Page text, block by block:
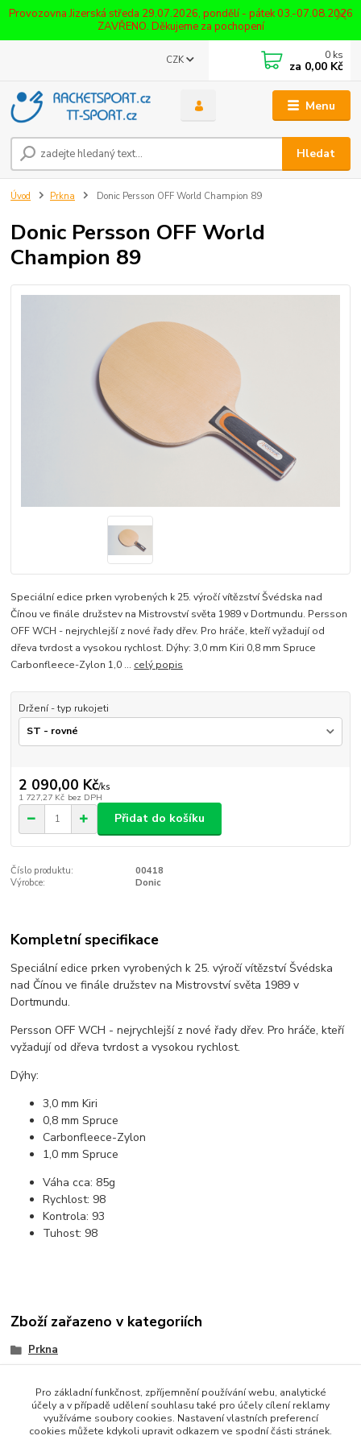
Provozovna Jizerská středa 29.07.2026, pondělí - pátek 03.-07.08.2026
ZAVŘENO. Děkujeme za pochopení
Menu
CZK
Hledat
0 ks
za 0,00 Kč
Úvod Prkna Donic Persson OFF World Champion 89
Donic Persson OFF World
Champion 89
Speciální edice prken vyrobených k 25. výročí vítězství Švédska nad
Čínou ve finále družstev na Mistrovství světa 1989 v Dortmundu. Persson
OFF WCH - nejrychlejší z nové řady dřev. Pro hráče, kteří vyžadují od
dřeva tvrdost a vysokou rychlost. Dýhy: 3,0 mm Kiri 0,8 mm Spruce
Carbonfleece-Zylon 1,0 ... celý popis
Držení - typ rukojeti
2 090,00 Kč/ks
1 727,27 Kč bez DPH
Přidat do košíku
Číslo produktu:
00418
Výrobce:
Donic
Kompletní specifikace
Speciální edice prken vyrobených k 25. výročí vítězství Švédska
nad Čínou ve finále družstev na Mistrovství světa 1989 v
Dortmundu.
Persson OFF WCH - nejrychlejší z nové řady dřev.Pro hráče, kteří
vyžadují od dřeva tvrdost a vysokou rychlost.
Dýhy:
3,0 mm Kiri
0,8 mm Spruce
Carbonfleece-Zylon
1,0 mm Spruce
Váha cca: 85g
Rychlost: 98
Kontrola: 93
Tuhost: 98
Zboží zařazeno v kategoriích
Prkna
Pro základní funkčnost, zpříjemnění používání webu, analytické
účely a v případě udělení souhlasu také pro účely cílení reklamy
využíváme soubory cookies. Nastavení vlastních preferencí
cookies můžete kdykoli upravit odkazem ve spodní části stránek.